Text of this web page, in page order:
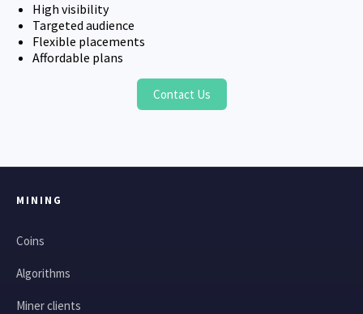
High visibility
Targeted audience
Flexible placements
Affordable plans
Contact Us
MINING
Coins
Algorithms
Miner clients